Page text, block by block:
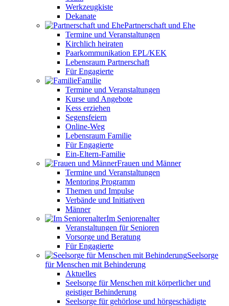
Werkzeugkiste
Dekanate
Partnerschaft und Ehe
Termine und Veranstaltungen
Kirchlich heiraten
Paarkommunikation EPL/KEK
Lebensraum Partnerschaft
Für Engagierte
Familie
Termine und Veranstaltungen
Kurse und Angebote
Kess erziehen
Segensfeiern
Online-Weg
Lebensraum Familie
Für Engagierte
Ein-Eltern-Familie
Frauen und Männer
Termine und Veranstaltungen
Mentoring Programm
Themen und Impulse
Verbände und Initiativen
Männer
Im Seniorenalter
Veranstaltungen für Senioren
Vorsorge und Beratung
Für Engagierte
Seelsorge
für Menschen mit Behinderung
Aktuelles
Seelsorge für Menschen mit körperlicher und
geistiger Behinderung
Seelsorge für gehörlose und hörgeschädigte